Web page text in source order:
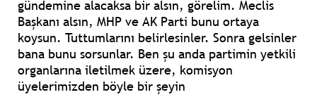
gündemine alacaksa bir alsın, görelim. Meclis
Başkanı alsın, MHP ve AK Parti bunu ortaya
koysun. Tuttumlarını belirlesinler. Sonra gelsinler
bana bunu sorsunlar. Ben şu anda partimin yetkili
organlarına iletilmek üzere, komisyon
üyelerimizden böyle bir şeyin